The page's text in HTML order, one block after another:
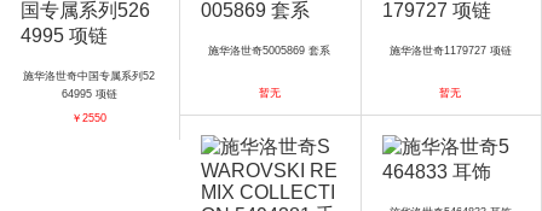
施华洛世奇中国专属系列52
64995 项链
￥2550
施华洛世奇5005869 套系
暂无
施华洛世奇1179727 项链
暂无